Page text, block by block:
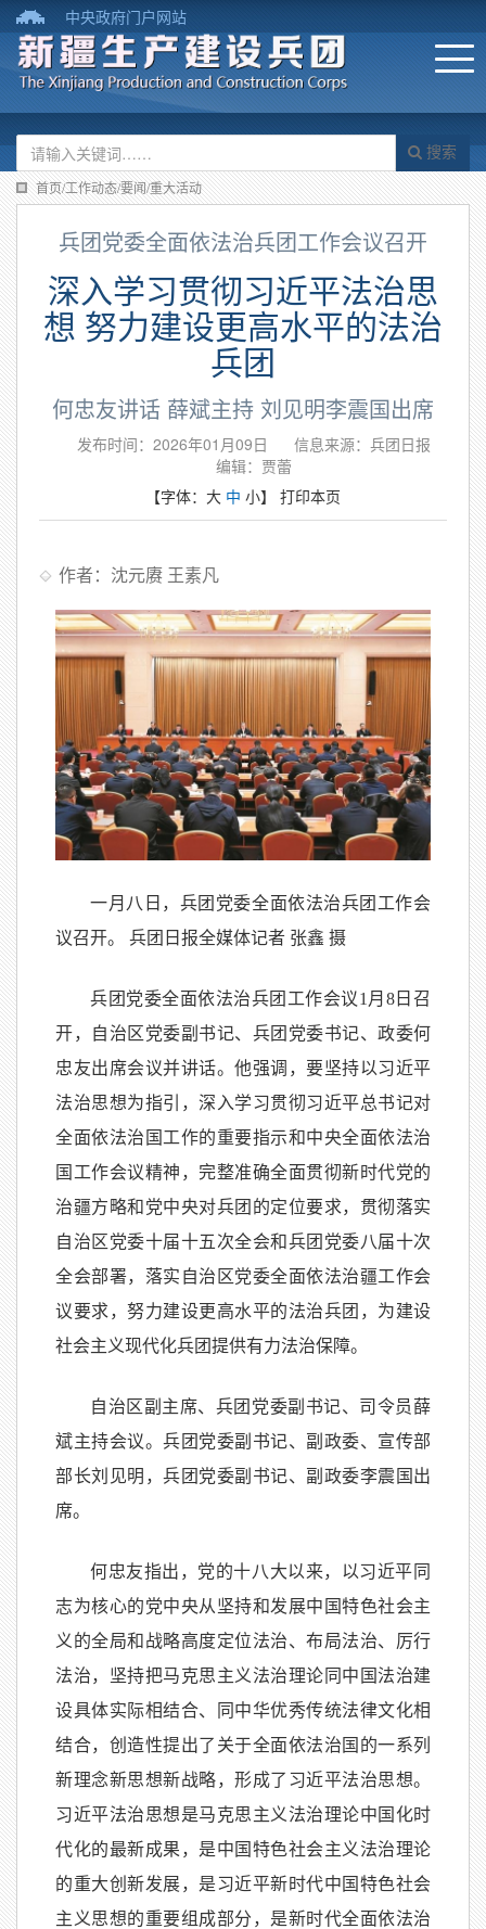
中央政府门户网站
搜索
首页/工作动态/要闻/重大活动
兵团党委全面依法治兵团工作会议召开
深入学习贯彻习近平法治思
想 努力建设更高水平的法治
兵团
何忠友讲话 薛斌主持 刘见明李震国出席
发布时间：2026年01月09日
信息来源：兵团日报
编辑：贾蕾
【字体： 大 中 小】 打印本页
作者：沈元赓 王素凡
一月八日，兵团党委全面依法治兵团工作会
议召开。 兵团日报全媒体记者 张鑫 摄
兵团党委全面依法治兵团工作会议1月8日召
开，自治区党委副书记、兵团党委书记、政委何
忠友出席会议并讲话。他强调，要坚持以习近平
法治思想为指引，深入学习贯彻习近平总书记对
全面依法治国工作的重要指示和中央全面依法治
国工作会议精神，完整准确全面贯彻新时代党的
治疆方略和党中央对兵团的定位要求，贯彻落实
自治区党委十届十五次全会和兵团党委八届十次
全会部署，落实自治区党委全面依法治疆工作会
议要求，努力建设更高水平的法治兵团，为建设
社会主义现代化兵团提供有力法治保障。
自治区副主席、兵团党委副书记、司令员薛
斌主持会议。兵团党委副书记、副政委、宣传部
部长刘见明，兵团党委副书记、副政委李震国出
席。
何忠友指出，党的十八大以来，以习近平同
志为核心的党中央从坚持和发展中国特色社会主
义的全局和战略高度定位法治、布局法治、厉行
法治，坚持把马克思主义法治理论同中国法治建
设具体实际相结合、同中华优秀传统法律文化相
结合，创造性提出了关于全面依法治国的一系列
新理念新思想新战略，形成了习近平法治思想。
习近平法治思想是马克思主义法治理论中国化时
代化的最新成果，是中国特色社会主义法治理论
的重大创新发展，是习近平新时代中国特色社会
主义思想的重要组成部分，是新时代全面依法治